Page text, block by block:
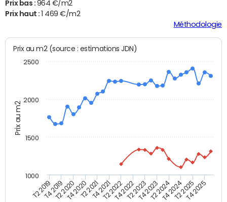
Prix bas : 964 €/m2
Prix haut :1 469 €/m2
Méthodologie
Prix au m2
Prix au m2 (source : estimations JDN)
T2 2019T4 2019T2 2020T4 2020T2 2021T4 2021T2 2022T4 2022T2 2023T4 2023T2 2024T4 2024T2 2025T4 2025
1000
1500
2000
2500